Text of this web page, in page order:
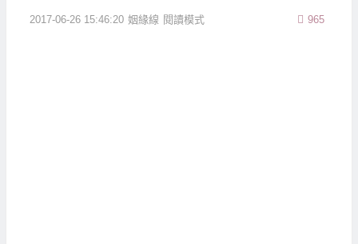
2017-06-26 15:46:20 姻緣線 965
閱讀模式